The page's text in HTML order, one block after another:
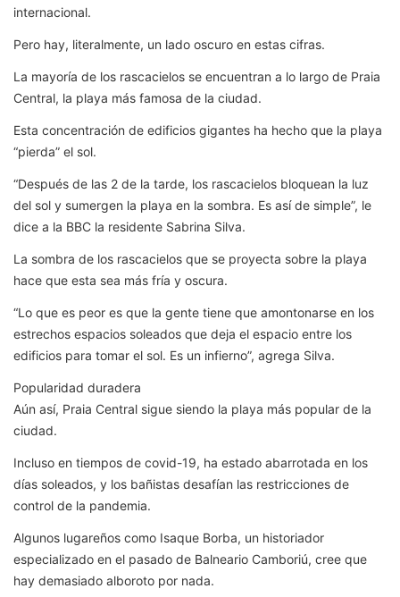
internacional.
Pero hay, literalmente, un lado oscuro en estas cifras.
La mayoría de los rascacielos se encuentran a lo largo de Praia
Central, la playa más famosa de la ciudad.
Esta concentración de edificios gigantes ha hecho que la playa
“pierda” el sol.
“Después de las 2 de la tarde, los rascacielos bloquean la luz
del sol y sumergen la playa en la sombra. Es así de simple”, le
dice a la BBC la residente Sabrina Silva.
La sombra de los rascacielos que se proyecta sobre la playa
hace que esta sea más fría y oscura.
“Lo que es peor es que la gente tiene que amontonarse en los
estrechos espacios soleados que deja el espacio entre los
edificios para tomar el sol. Es un infierno”, agrega Silva.
Popularidad duradera
Aún así, Praia Central sigue siendo la playa más popular de la
ciudad.
Incluso en tiempos de covid-19, ha estado abarrotada en los
días soleados, y los bañistas desafían las restricciones de
control de la pandemia.
Algunos lugareños como Isaque Borba, un historiador
especializado en el pasado de Balneario Camboriú, cree que
hay demasiado alboroto por nada.